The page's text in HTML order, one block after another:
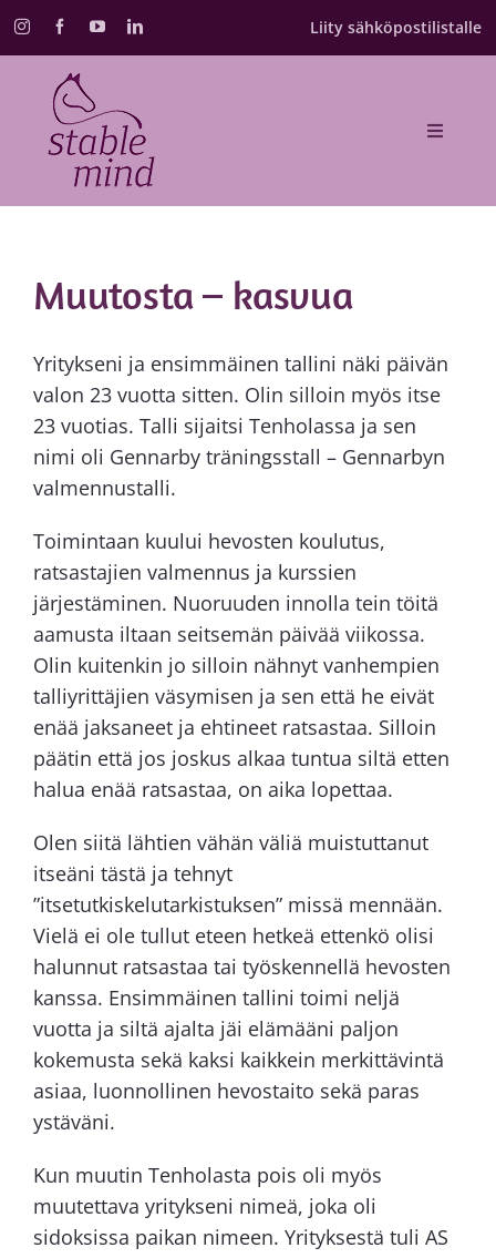
Skip
content
Liity sähköpostilistalle
Toggle
Annika Schulman
Muutosta – kasvua
Yritykseni ja ensimmäinen tallini näki päivän
valon 23 vuotta sitten. Olin silloin myös itse
23 vuotias. Talli sijaitsi Tenholassa ja sen
nimi oli Gennarby träningsstall – Gennarbyn
valmennustalli.
Toimintaan kuului hevosten koulutus,
ratsastajien valmennus ja kurssien
järjestäminen. Nuoruuden innolla tein töitä
aamusta iltaan seitsemän päivää viikossa.
Olin kuitenkin jo silloin nähnyt vanhempien
talliyrittäjien väsymisen ja sen että he eivät
enää jaksaneet ja ehtineet ratsastaa. Silloin
päätin että jos joskus alkaa tuntua siltä etten
halua enää ratsastaa, on aika lopettaa.
Olen siitä lähtien vähän väliä muistuttanut
itseäni tästä ja tehnyt
”itsetutkiskelutarkistuksen” missä mennään.
Vielä ei ole tullut eteen hetkeä ettenkö olisi
halunnut ratsastaa tai työskennellä hevosten
kanssa. Ensimmäinen tallini toimi neljä
vuotta ja siltä ajalta jäi elämääni paljon
kokemusta sekä kaksi kaikkein merkittävintä
asiaa, luonnollinen hevostaito sekä paras
ystäväni.
Kun muutin Tenholasta pois oli myös
muutettava yritykseni nimeä, joka oli
sidoksissa paikan nimeen. Yrityksestä tuli AS